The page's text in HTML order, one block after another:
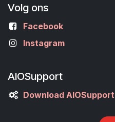
Volg ons
Facebook
Instagram
AIOSupport
Download AIOSupport